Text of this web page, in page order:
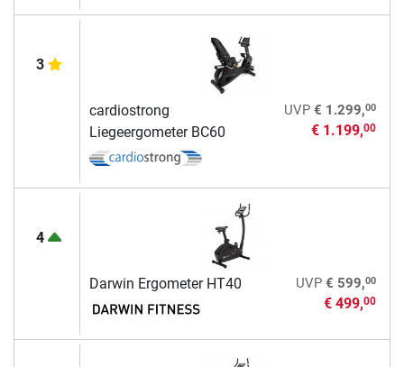
3
cardiostrong
Liegeergometer BC60
UVP € 1.299,00
€ 1.199,00
4
Darwin Ergometer HT40 UVP € 599,00
€ 499,00